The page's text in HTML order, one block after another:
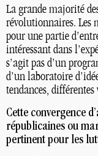
La grande majorité
révolutionnaires. Les
pour une partie
intéressant dans
s’agit pas d’un
d’un laboratoire
tendances,
Cette convergence
républicaines ou
pertinent pour les